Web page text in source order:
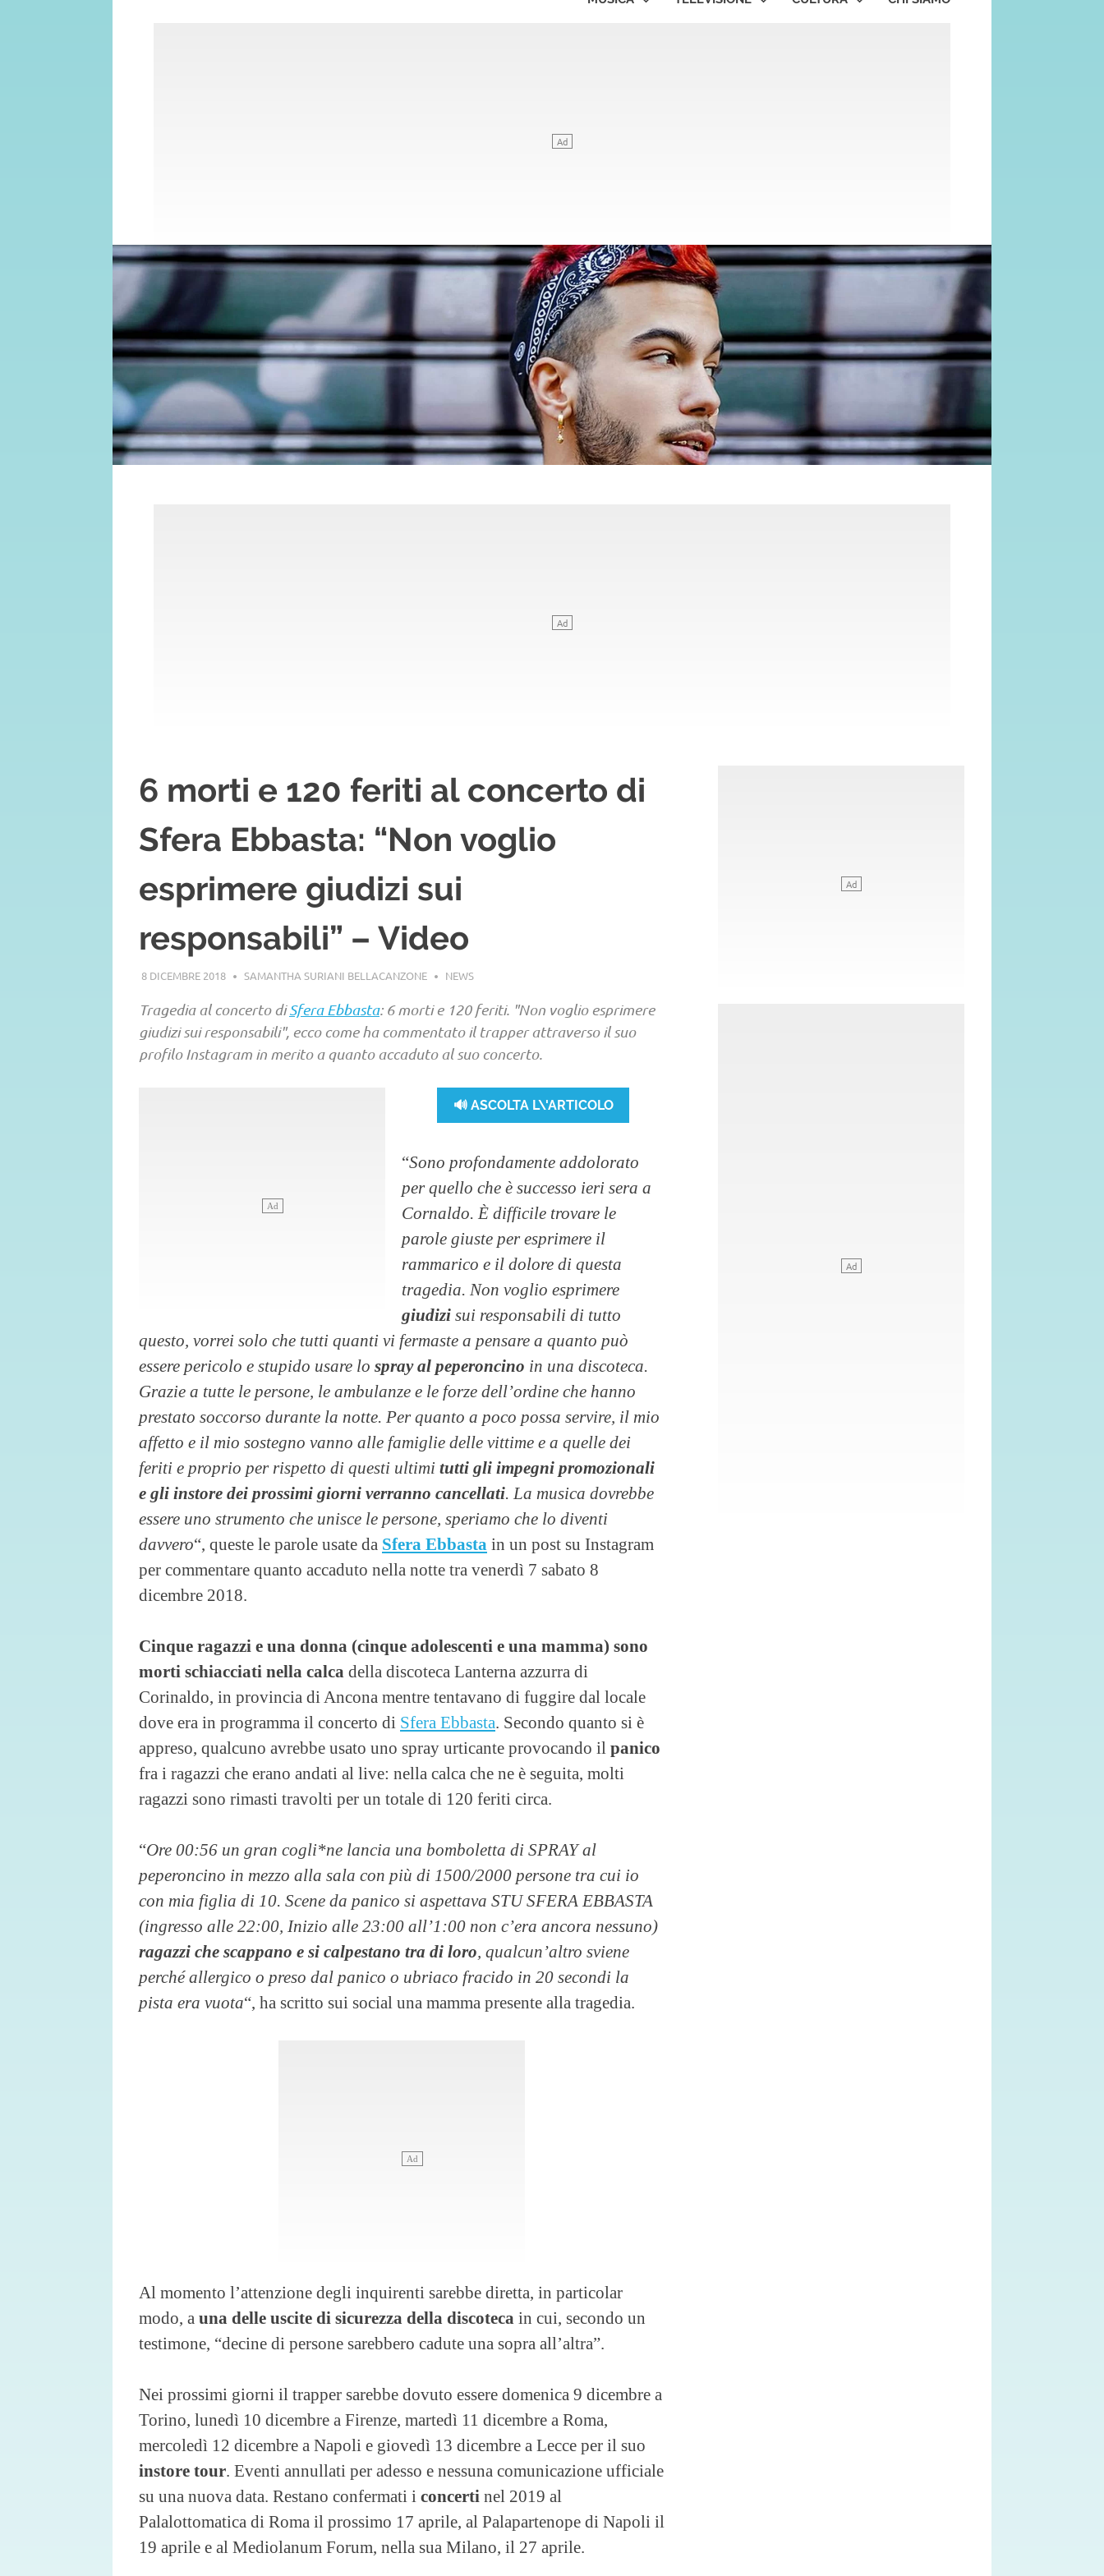
6 morti e 120 feriti al concerto di
Sfera Ebbasta: “Non voglio
esprimere giudizi sui
responsabili” – Video
8 DICEMBRE 2018 SAMANTHA SURIANI BELLACANZONE NEWS
Tragedia al concerto diSfera Ebbasta: 6 morti e 120 feriti. "Non voglio esprimere
giudizi sui responsabili", ecco come ha commentato il trapper attraverso il suo
profilo Instagram in merito a quanto accaduto al suo concerto.
🔊 ASCOLTA L\'ARTICOLO
“Sono profondamente addolorato
per quello che è successo ieri sera a
Cornaldo. È difficile trovare le
parole giuste per esprimere il
rammarico e il dolore di questa
tragedia. Non voglio esprimere
giudizi sui responsabili di tutto
questo, vorrei solo che tutti quanti vi fermaste a pensare a quanto può
essere pericolo e stupido usare lo spray al peperoncino in una discoteca.
Grazie a tutte le persone, le ambulanze e le forze dell’ordine che hanno
prestato soccorso durante la notte. Per quanto a poco possa servire, il mio
affetto e il mio sostegno vanno alle famiglie delle vittime e a quelle dei
feriti e proprio per rispetto di questi ultimi tutti gli impegni promozionali
e gli instore dei prossimi giorni verranno cancellati . La musica dovrebbe
essere uno strumento che unisce le persone, speriamo che lo diventi
davvero“, queste le parole usate da Sfera Ebbasta in un post su Instagram
per commentare quanto accaduto nella notte tra venerdì 7 sabato 8
dicembre 2018.
Cinque ragazzi e una donna (cinque adolescenti e una mamma) sono
morti schiacciati nella calca della discoteca Lanterna azzurra di
Corinaldo, in provincia di Ancona mentre tentavano di fuggire dal locale
dove era in programma il concerto di Sfera Ebbasta. Secondo quanto si è
appreso, qualcuno avrebbe usato uno spray urticante provocando il panico
fra i ragazzi che erano andati al live: nella calca che ne è seguita, molti
ragazzi sono rimasti travolti per un totale di 120 feriti circa.
“Ore 00:56 un gran cogli*ne lancia una bomboletta di SPRAY al
peperoncino in mezzo alla sala con più di 1500/2000 persone tra cui io
con mia figlia di 10. Scene da panico si aspettava STU SFERA EBBASTA
(ingresso alle 22:00, Inizio alle 23:00 all’1:00 non c’era ancora nessuno)
ragazzi che scappano e si calpestano tra di loro, qualcun’altro sviene
perché allergico o preso dal panico o ubriaco fracido in 20 secondi la
pista era vuota“, ha scritto sui social una mamma presente alla tragedia.
Al momento l’attenzione degli inquirenti sarebbe diretta, in particolar
modo, a una delle uscite di sicurezza della discoteca in cui, secondo un
testimone, “decine di persone sarebbero cadute una sopra all’altra”.
Nei prossimi giorni il trapper sarebbe dovuto essere domenica 9 dicembre a
Torino, lunedì 10 dicembre a Firenze, martedì 11 dicembre a Roma,
mercoledì 12 dicembre a Napoli e giovedì 13 dicembre a Lecce per il suo
instore tour. Eventi annullati per adesso e nessuna comunicazione ufficiale
su una nuova data. Restano confermati i concerti nel 2019 al
Palalottomatica di Roma il prossimo 17 aprile, al Palapartenope di Napoli il
19 aprile e al Mediolanum Forum, nella sua Milano, il 27 aprile.